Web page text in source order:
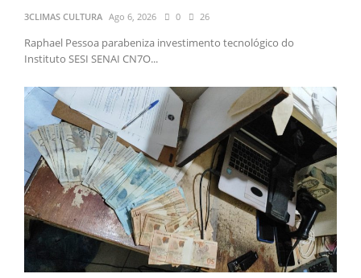
3CLIMAS CULTURA Ago 6, 2026 0 26
Raphael Pessoa parabeniza investimento tecnológico do
Instituto SESI SENAI CN7O...